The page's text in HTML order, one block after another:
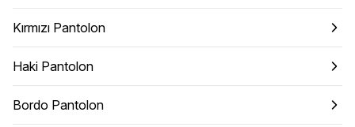
Kırmızı Pantolon
Haki Pantolon
Bordo Pantolon